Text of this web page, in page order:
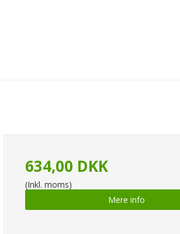
634,00 DKK
(Inkl. moms)
Mere info